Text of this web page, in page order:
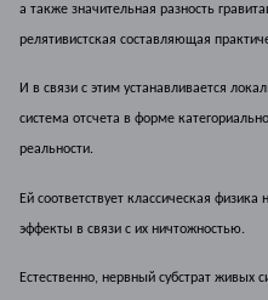
а также значительная разность
релятивистская составляющая
И в связи с этим устанавливается
система отсчета в форме
реальности.
Ей соответствует классическая
эффекты в связи с их ничтожностью.
Естественно, нервный субстрат живых